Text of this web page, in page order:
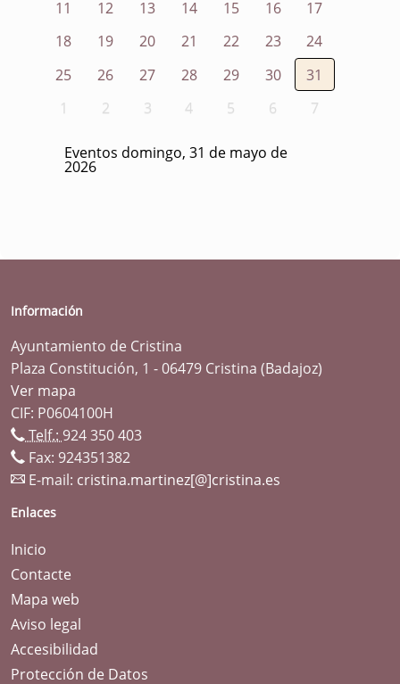
11
12 13 14 15 16
17
18
19 20 21 22 23
24
25
26 27 28 29 30
31
1
2 3 4 5 6 7
Eventos domingo, 31 de mayo de
2026
Información
Ayuntamiento de Cristina
Plaza Constitución, 1 - 06479 Cristina (Badajoz)
Ver mapa
CIF: P0604100H
Telf.: 924 350 403
Fax: 924351382
E-mail: cristina.martinez[@]cristina.es
Enlaces
Inicio
Contacte
Mapa web
Aviso legal
Accesibilidad
Protección de Datos